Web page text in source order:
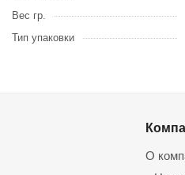
Вес гр.
Тип упаковки
О